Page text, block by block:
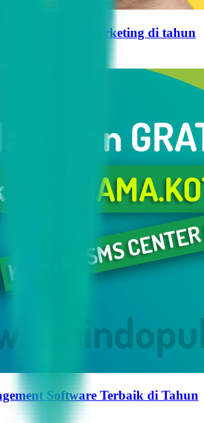
Influencer Marketing di tahun
Software Terbaik di Tahun